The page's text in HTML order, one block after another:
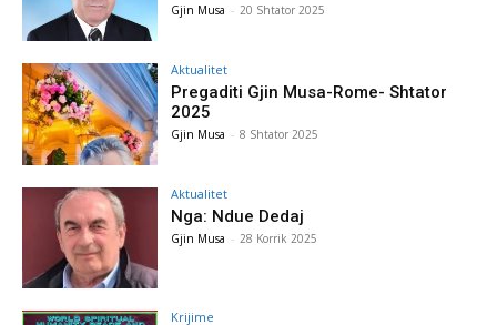
Gjin Musa - 20 Shtator 2025
Aktualitet
Pregaditi Gjin Musa-Rome- Shtator
2025
Gjin Musa - 8 Shtator 2025
Aktualitet
Nga: Ndue Dedaj
Gjin Musa - 28 Korrik 2025
Krijime